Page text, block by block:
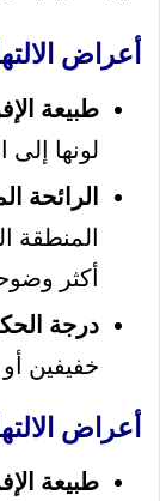
أعراض
طبيعة
لونها إلى
الرائحة
المنطقة
أكثر
درجة
خفيفين
أعراض
طبيعة